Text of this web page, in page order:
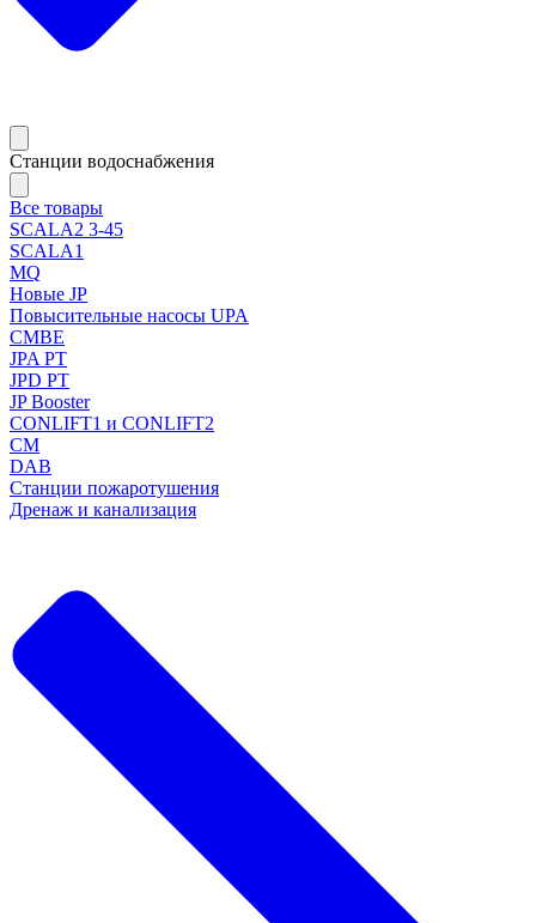
Станции водоснабжения
Все товары
SCALA2 3-45
SCALA1
MQ
Новые JP
Повысительные насосы UPA
CMBE
JPA PT
JPD PT
JP Booster
CONLIFT1 и CONLIFT2
CM
DAB
Станции пожаротушения
Дренаж и канализация